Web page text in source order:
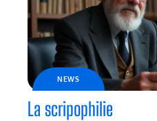
NEWS
La scripophilie